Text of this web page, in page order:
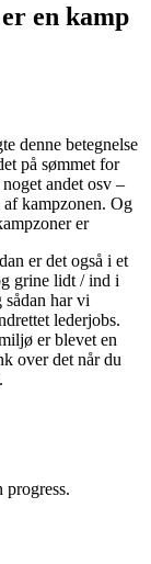
en kamp
denne betegnelse
på sømmet for
andet osv –
kampzonen. Og
er
er det også i et
grine lidt / ind i
har vi
lederjobs.
er blevet en
over det når du
progress.